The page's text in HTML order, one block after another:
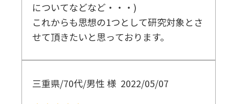
についてなどなど・・・)
これからも思想の1つとして研究対象とさ
せて頂きたいと思っております。
三重県/70代/男性 様 2022/05/07